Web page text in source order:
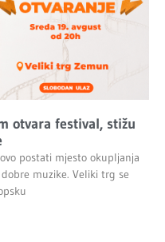
otvara festival, stižu
postati mjesto okupljanja
muzike. Veliki trg se